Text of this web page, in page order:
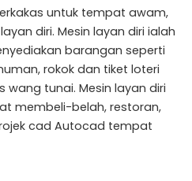
untuk tempat awam,
diri. Mesin layan diri ialah
barangan seperti
rokok dan tiket loteri
tunai. Mesin layan diri
membeli-belah, restoran,
cad Autocad tempat